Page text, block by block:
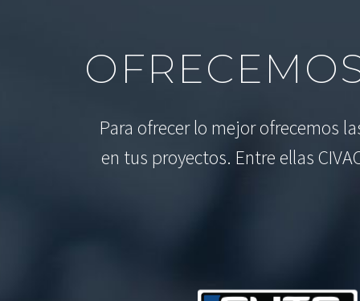
Para ofrecer lo mejor ofrecemos
en tus proyectos. Entre ellas